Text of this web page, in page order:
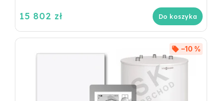
15 802 zł Do koszyka
–10 %